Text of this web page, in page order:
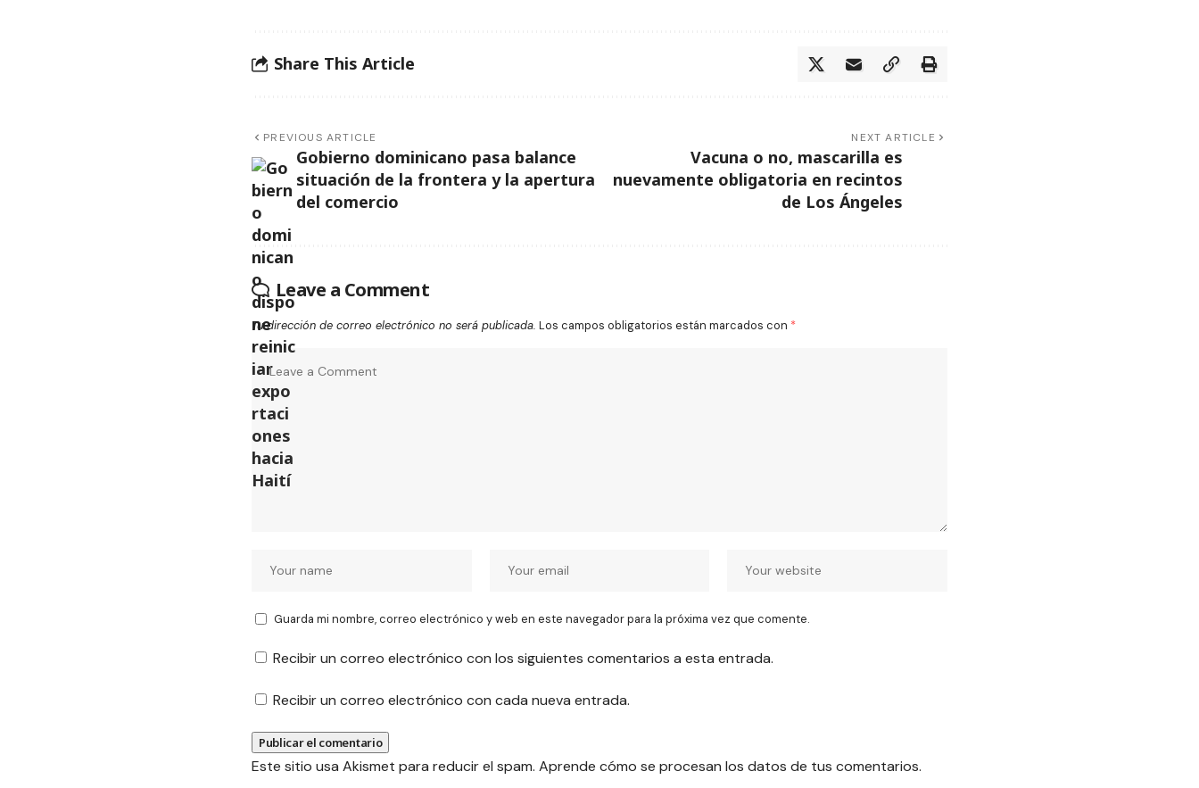
Share This Article
PREVIOUS ARTICLE
Gobierno dominicano pasa balance
situación de la frontera y la apertura
del comercio
NEXT ARTICLE
Vacuna o no, mascarilla es
nuevamente obligatoria en recintos
de Los Ángeles
Leave a Comment
Tu dirección de correo electrónico no será publicada. Los campos obligatorios están marcados con *
Guarda mi nombre, correo electrónico y web en este navegador para la próxima vez que comente.
Recibir un correo electrónico con los siguientes comentarios a esta entrada.
Recibir un correo electrónico con cada nueva entrada.
Este sitio usa Akismet para reducir el spam. Aprende cómo se procesan los datos de tus comentarios.